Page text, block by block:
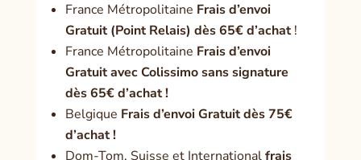
France Métropolitaine Frais d’envoi
Gratuit (Point Relais) dès 65€ d’achat!
France Métropolitaine Frais d’envoi
Gratuit avec Colissimo sans signature
dès 65€ d’achat !
Belgique Frais d’envoi Gratuit dès 75€
d’achat !
Dom-Tom, Suisse et Internationalfrais